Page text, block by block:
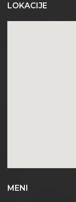
LOKACIJE
MENI